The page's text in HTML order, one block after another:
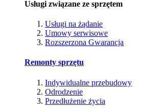
Usługi związane ze sprzętem
Usługi na żądanie
Umowy serwisowe
Rozszerzona Gwarancja
Remonty sprzętu
Indywidualne przebudowy
Odrodzenie
Przedłużenie życia